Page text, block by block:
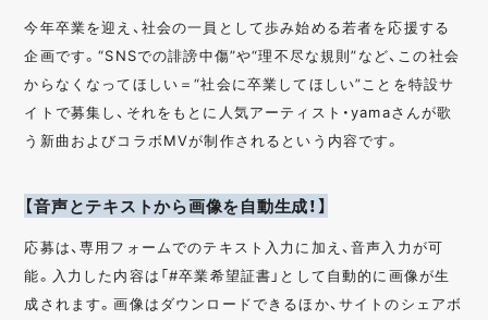
今年卒業を迎え、社会の一員として歩み始める若者を応援する
企画です。“SNSでの誹謗中傷”や“理不尽な規則”など、この社会
からなくなってほしい＝“社会に卒業してほしい”ことを特設サ
イトで募集し、それをもとに人気アーティスト・yamaさんが歌
う新曲およびコラボMVが制作されるという内容です。
【音声とテキストから画像を自動生成！】
応募は、専用フォームでのテキスト入力に加え、音声入力が可
能。入力した内容は「#卒業希望証書」として自動的に画像が生
成されます。画像はダウンロードできるほか、サイトのシェアボ